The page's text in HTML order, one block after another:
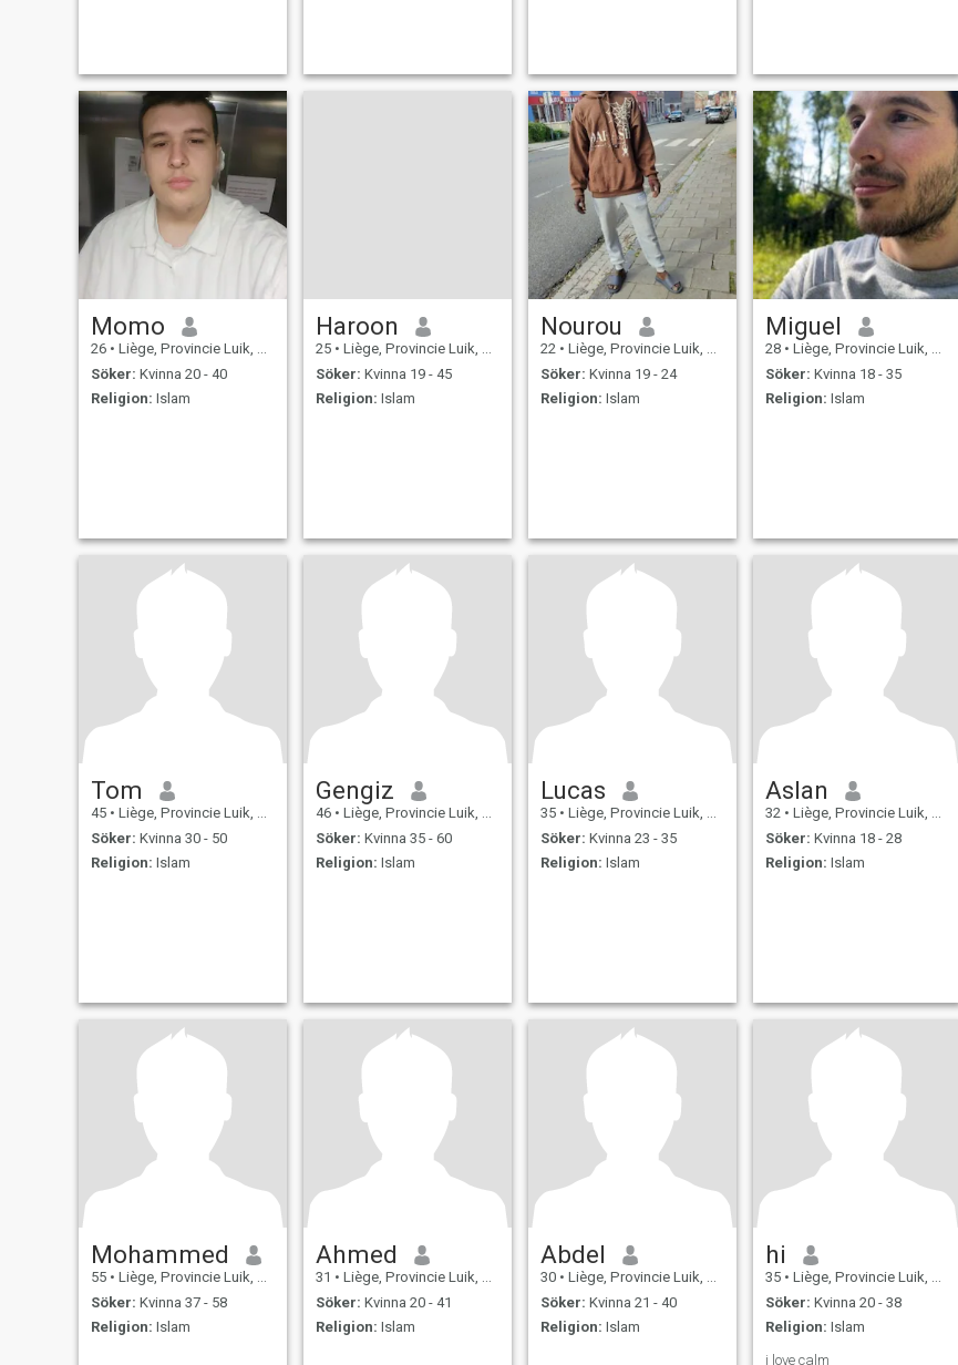
Momo
26 • Liège, Provincie Luik, Belgien
Söker: Kvinna 20 - 40
Religion: Islam
Haroon
25 • Liège, Provincie Luik, Belgien
Söker: Kvinna 19 - 45
Religion: Islam
Nourou
22 • Liège, Provincie Luik, Belgien
Söker: Kvinna 19 - 24
Religion: Islam
Miguel
28 • Liège, Provincie Luik, Belgien
Söker: Kvinna 18 - 35
Religion: Islam
Tom
45 • Liège, Provincie Luik, Belgien
Söker: Kvinna 30 - 50
Religion: Islam
Gengiz
46 • Liège, Provincie Luik, Belgien
Söker: Kvinna 35 - 60
Religion: Islam
Lucas
35 • Liège, Provincie Luik, Belgien
Söker: Kvinna 23 - 35
Religion: Islam
Aslan
32 • Liège, Provincie Luik, Belgien
Söker: Kvinna 18 - 28
Religion: Islam
Mohammed
55 • Liège, Provincie Luik, Belgien
Söker: Kvinna 37 - 58
Religion: Islam
Ahmed
31 • Liège, Provincie Luik, Belgien
Söker: Kvinna 20 - 41
Religion: Islam
Abdel
30 • Liège, Provincie Luik, Belgien
Söker: Kvinna 21 - 40
Religion: Islam
hi
35 • Liège, Provincie Luik, Belgien
Söker: Kvinna 20 - 38
Religion: Islam
i love calm